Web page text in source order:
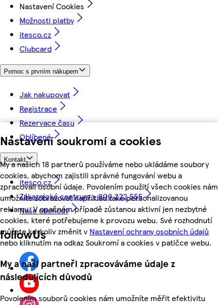
Nastavení soukromí a cookies
My a našich 18 partnerů používáme nebo ukládáme soubory
cookies, abychom zajistili správné fungování webu a
zpracovali osobní údaje. Povolením použití všech cookies nám
umožníte zobrazovat například také personalizovanou
reklamu. V opačném případě zůstanou aktivní jen nezbytné
cookies, které potřebujeme k provozu webu. Své rozhodnutí
můžete kdykoliv změnit v Nastavení ochrany osobních údajů
nebo kliknutím na odkaz Soukromí a cookies v patičce webu.
My a naši partneři zpracováváme údaje z
následujících důvodů
Povolením souborů cookies nám umožníte měřit efektivitu
Nastavení Cookies
Možnosti platby
itesco.cz
Clubcard
Pomoc s prvním nákupem
Jak nakupovat
Registrace
Rezervace času
Oblíbené
Kontakt
itesco.cz
Zákaznické centrum - 800 222 555
Naše obchody
followUs